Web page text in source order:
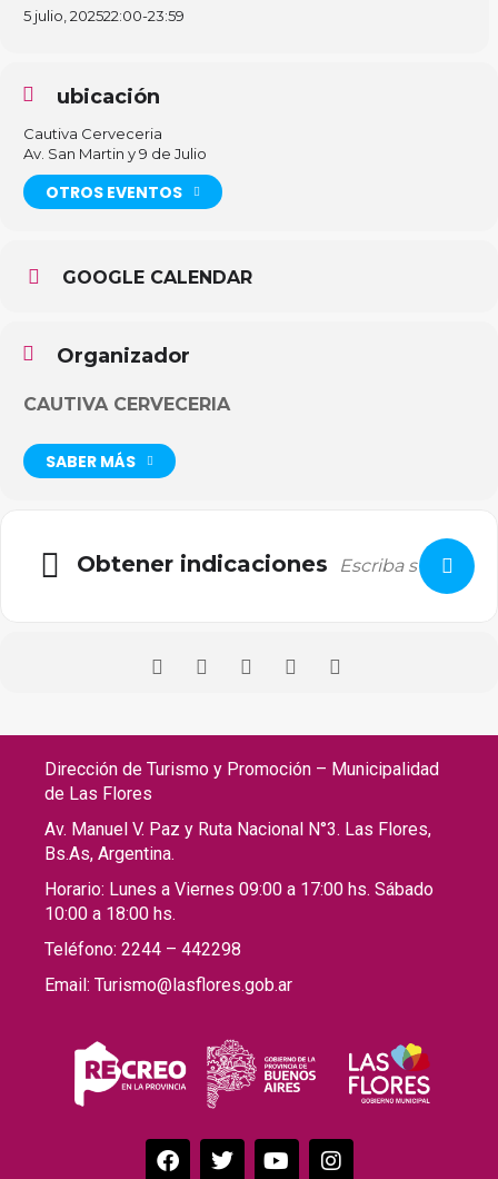
5 julio, 202522:00-23:59
ubicación
Cautiva Cerveceria
Av. San Martin y 9 de Julio
OTROS EVENTOS
GOOGLE CALENDAR
Organizador
CAUTIVA CERVECERIA
SABER MÁS
Obtener indicaciones
Dirección de Turismo y Promoción – Municipalidad
de Las Flores
Av. Manuel V. Paz y Ruta Nacional N°3. Las Flores,
Bs.As, Argentina.
Horario: Lunes a Viernes 09:00 a 17:00 hs. Sábado
10:00 a 18:00 hs.
Teléfono: 2244 – 442298
Email: Turismo@lasflores.gob.ar